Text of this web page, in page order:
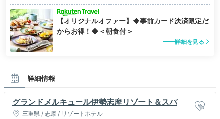
【オリジナルオファー】◆事前カード決済限定だ
からお得！◆＜朝食付＞
詳細を見る
詳細情報
グランドメルキュール伊勢志摩リゾート＆スパ
三重県 / 志摩 / リゾートホテル